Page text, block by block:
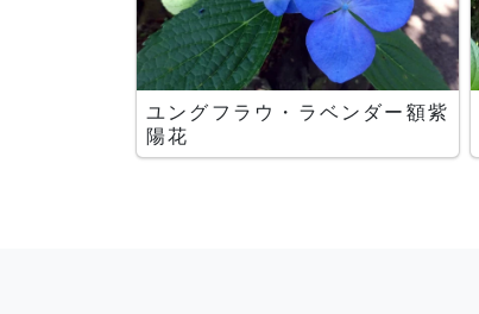
ユングフラウ・ラベンダー額紫
陽花